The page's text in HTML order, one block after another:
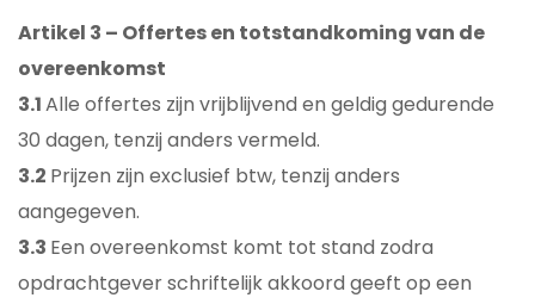
Artikel 3 – Offertes en totstandkoming van de
overeenkomst
3.1Alle offertes zijn vrijblijvend en geldig gedurende
30 dagen, tenzij anders vermeld.
3.2 Prijzen zijn exclusief btw, tenzij anders
aangegeven.
3.3 Een overeenkomst komt tot stand zodra
opdrachtgever schriftelijk akkoord geeft op een